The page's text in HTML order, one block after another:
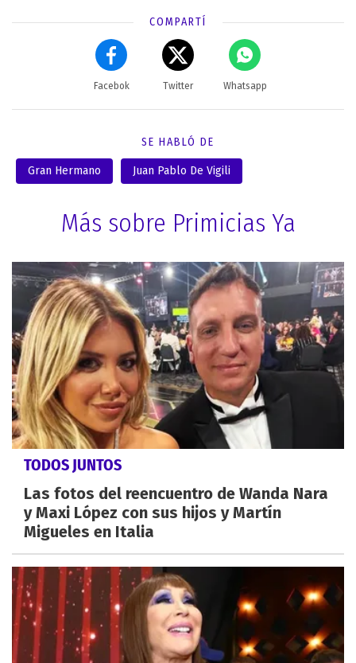
COMPARTÍ
Facebok Twitter Whatsapp
SE HABLÓ DE
Gran Hermano Juan Pablo De Vigili
Más sobre Primicias Ya
TODOS JUNTOS
Las fotos del reencuentro de Wanda Nara
y Maxi López con sus hijos y Martín
Migueles en Italia